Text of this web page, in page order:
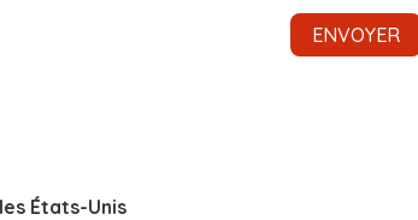
États-Unis